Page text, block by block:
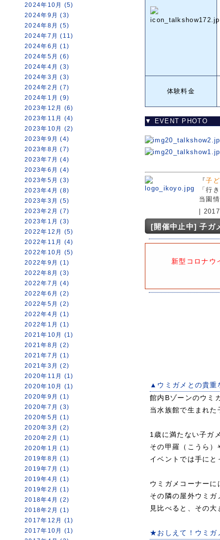
2024年10月 (5)
2024年9月 (3)
2024年8月 (5)
2024年7月 (11)
2024年6月 (1)
2024年5月 (6)
2024年4月 (3)
2024年3月 (3)
2024年2月 (7)
2024年1月 (9)
2023年12月 (6)
2023年11月 (4)
2023年10月 (2)
2023年9月 (4)
2023年8月 (7)
2023年7月 (4)
2023年6月 (4)
2023年5月 (3)
2023年4月 (8)
2023年3月 (5)
2023年2月 (7)
2023年1月 (3)
2022年12月 (5)
2022年11月 (4)
2022年10月 (5)
2022年9月 (1)
2022年8月 (3)
2022年7月 (4)
2022年6月 (2)
2022年5月 (2)
2022年4月 (1)
2022年1月 (1)
2021年10月 (1)
2021年8月 (2)
2021年7月 (1)
2021年3月 (2)
2020年11月 (1)
2020年10月 (1)
2020年9月 (1)
2020年7月 (3)
2020年5月 (1)
2020年3月 (2)
2020年2月 (1)
2020年1月 (1)
2019年8月 (1)
2019年7月 (1)
2019年4月 (1)
2019年2月 (1)
2018年4月 (2)
2018年2月 (1)
2017年12月 (1)
2017年10月 (1)
体験料金
▼ EVENT PHOTO
『子
「行
当園
|
[開催中止中] 子ガ
新型コロナウ
▲ウミガメとの貴重
館内Bゾーンのウミ
当水族館で生まれ
1歳に満たない子ガ
その甲羅（こうら
イベントでは手に
ウミガメコーナー
その隣の屋外ウミ
見比べると、その
★おしえて！ウミガ